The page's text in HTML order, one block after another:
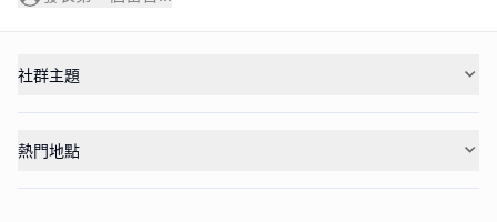
社群主題
熱門地點